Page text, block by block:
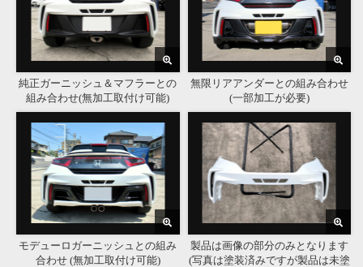
純正ガーニッシュ＆マフラーとの
組み合わせ(無加工取付け可能)
無限リアアンダーとの組み合わせ
(一部加工が必要)
モデューロガーニッシュとの組み
合わせ (無加工取付け可能)
製品は画像の部分のみとなります
(写真は塗装済みですが製品は未塗